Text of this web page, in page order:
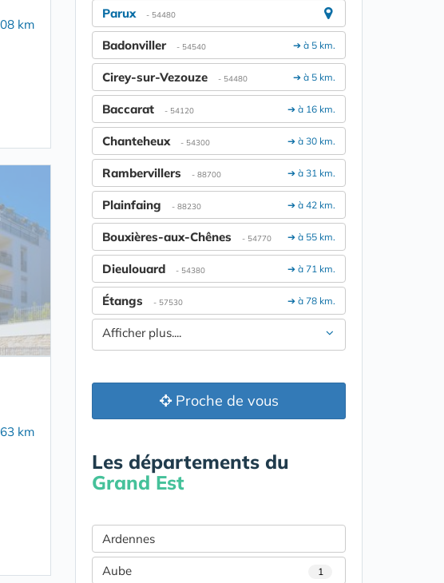
km
km
Parux - 54480
➔ à 5 km.
Badonviller - 54540
➔ à 5 km.
Cirey-sur-Vezouze - 54480
➔ à 16 km.
Baccarat - 54120
➔ à 30 km.
Chanteheux - 54300
➔ à 31 km.
Rambervillers - 88700
➔ à 42 km.
Plainfaing - 88230
➔ à 55 km.
Bouxières-aux-Chênes - 54770
➔ à 71 km.
Dieulouard - 54380
➔ à 78 km.
Étangs - 57530
Afficher plus....
Proche de vous
Les départements du
Grand Est
Ardennes
Aube 1